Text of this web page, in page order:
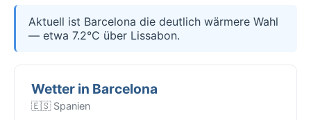
Aktuell ist Barcelona die deutlich wärmere Wahl
— etwa 7.2°C über Lissabon.
Wetter in Barcelona
🇪🇸 Spanien